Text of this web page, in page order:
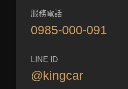
服務電話
0985-000-091
LINE ID
@kingcar